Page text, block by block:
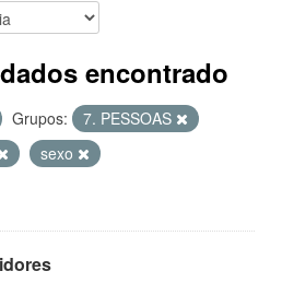
encontrado
Grupos:
7. PESSOAS
sexo